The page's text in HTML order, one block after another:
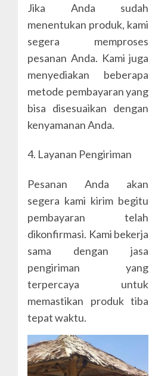
Jika Anda sudah
menentukan produk, kami
segera memproses
pesanan Anda. Kami juga
menyediakan beberapa
metode pembayaran yang
bisa disesuaikan dengan
kenyamanan Anda.
4. Layanan Pengiriman
Pesanan Anda akan
segera kami kirim begitu
pembayaran telah
dikonfirmasi. Kami bekerja
sama dengan jasa
pengiriman yang
terpercaya untuk
memastikan produk tiba
tepat waktu.